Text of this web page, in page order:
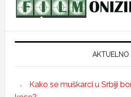
AKTUELNO
Kako se muškarci u Srbiji